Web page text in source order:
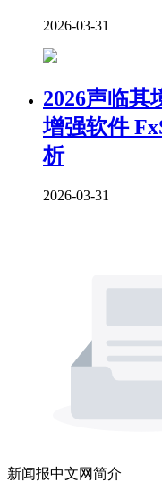
2026-03-31
2026声临其
增强软件
析
2026-03-31
新闻报中文网简介